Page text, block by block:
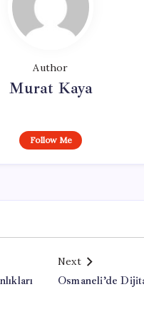
Author
Murat Kaya
Follow Me
Next
Osmaneli’de